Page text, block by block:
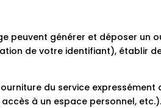
peuvent générer et déposer un
de votre identifiant), établir
du service
à un espace personnel,